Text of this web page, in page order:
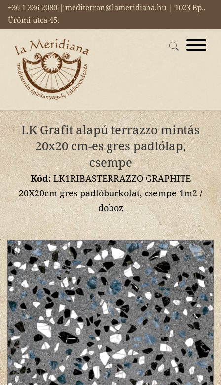
+36 1 336 2080 | mediterran@lameridiana.hu | 1023 Bp.,
Ürömi utca 45.
LK Grafit alapú terrazzo mintás
20x20 cm-es gres padlólap,
csempe
Kód:LK1RIBASTERRAZZO GRAPHITE
20X20cm gres padlóburkolat, csempe 1m2 /
doboz